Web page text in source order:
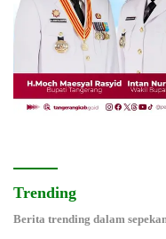
Trending
Berita trending dalam